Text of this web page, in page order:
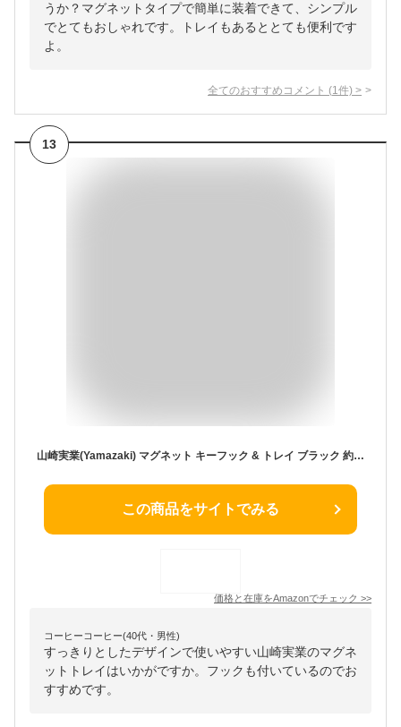
うか？マグネットタイプで簡単に装着できて、シンプル
でとてもおしゃれです。トレイもあるととても便利です
よ。
全てのおすすめコメント (1 件) >
13
山崎実業(Yamazaki) マグネット キーフック & トレイ ブラック 約W24.5×D4.5×H6cm スマート smart 鍵 印鑑 収納 2755
この商品をサイトでみる
価格と在庫をAmazonでチェック >>
コーヒーコーヒー(40代・男性)
すっきりとしたデザインで使いやすい山崎実業のマグネ
ットトレイはいかがですか。フックも付いているのでお
すすめです。